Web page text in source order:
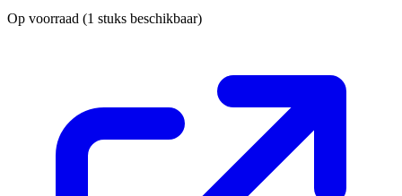
Op voorraad (1 stuks beschikbaar)